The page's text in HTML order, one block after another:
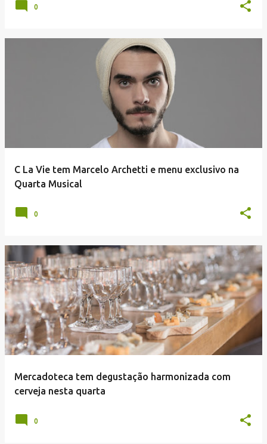
0
C La Vie tem Marcelo Archetti e menu exclusivo na
Quarta Musical
0
Mercadoteca tem degustação harmonizada com
cerveja nesta quarta
0